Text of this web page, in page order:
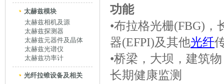
太赫兹模块
太赫兹相机及源
太赫兹探测器
太赫兹元器件及晶体
太赫兹光谱仪
太赫兹功率计
光纤拉锥设备及相关
功能
•布拉格光栅(FBG)，
器(EFPI)及其他光纤
•桥梁，大坝，建筑
长期健康监测